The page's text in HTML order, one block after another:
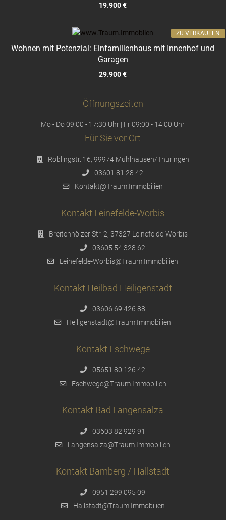
19.900 €
Wohnen mit Potenzial: Einfamilienhaus mit Innenhof und
Garagen
29.900 €
ZU VERKAUFEN
Öffnungszeiten
Mo - Do 09:00 - 17:30 Uhr | Fr 09:00 - 14:00 Uhr
Für Sie vor Ort
Röblingstr. 16, 99974 Mühlhausen/Thüringen
03601 81 28 42
Kontakt@Traum.Immobilien
Kontakt Leinefelde-Worbis
Breitenhölzer Str. 2, 37327 Leinefelde-Worbis
03605 54 328 62
Leinefelde-Worbis@Traum.Immobilien
Kontakt Heilbad Heiligenstadt
03606 69 426 88
Heiligenstadt@Traum.Immobilien
Kontakt Eschwege
05651 80 126 42
Eschwege@Traum.Immobilien
Kontakt Bad Langensalza
03603 82 929 91
Langensalza@Traum.Immobilien
Kontakt Bamberg / Hallstadt
0951 299 095 09
Hallstadt@Traum.Immobilien